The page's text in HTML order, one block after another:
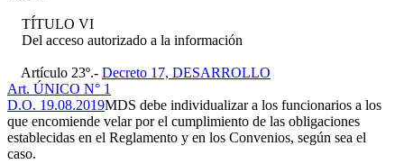
TÍTULO VI
Del acceso autorizado a la información
Artículo 23º.- Decreto 17, DESARROLLO
Art. ÚNICO N° 1
D.O. 19.08.2019MDS debe individualizar a los funcionarios a los
que encomiende velar por el cumplimiento de las obligaciones
establecidas en el Reglamento y en los Convenios, según sea el
caso.